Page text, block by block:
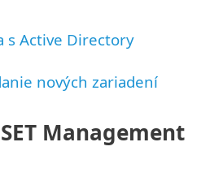
s Active Directory
nových zariadení
Management